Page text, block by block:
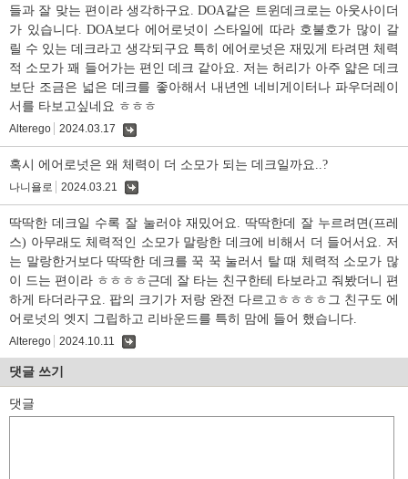
들과 잘 맞는 편이라 생각하구요. DOA같은 트윈데크로는 아웃사이더
가 있습니다. DOA보다 에어로넛이 스타일에 따라 호불호가 많이 갈
릴 수 있는 데크라고 생각되구요 특히 에어로넛은 재밌게 타려면 체력
적 소모가 꽤 들어가는 편인 데크 같아요. 저는 허리가 아주 얇은 데크
보단 조금은 넓은 데크를 좋아해서 내년엔 네비게이터나 파우더레이
서를 타보고싶네요 ㅎㅎㅎ
Alterego 2024.03.17
혹시 에어로넛은 왜 체력이 더 소모가 되는 데크일까요..?
나니욜로 2024.03.21
딱딱한 데크일 수록 잘 눌러야 재밌어요. 딱딱한데 잘 누르려면(프레
스) 아무래도 체력적인 소모가 말랑한 데크에 비해서 더 들어서요. 저
는 말랑한거보다 딱딱한 데크를 꾹 꾹 눌러서 탈 때 체력적 소모가 많
이 드는 편이라 ㅎㅎㅎㅎ근데 잘 타는 친구한테 타보라고 줘봤더니 편
하게 타더라구요. 팝의 크기가 저랑 완전 다르고ㅎㅎㅎㅎ그 친구도 에
어로넛의 엣지 그립하고 리바운드를 특히 맘에 들어 했습니다.
Alterego 2024.10.11
댓글 쓰기
댓글